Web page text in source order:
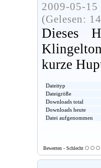
2009-05-
(Gelesen:
Dieses
kurze
Dateityp
Dateigröße
Downloads total
Downloads heute
Datei aufgenommen
Bewerten - Schlecht